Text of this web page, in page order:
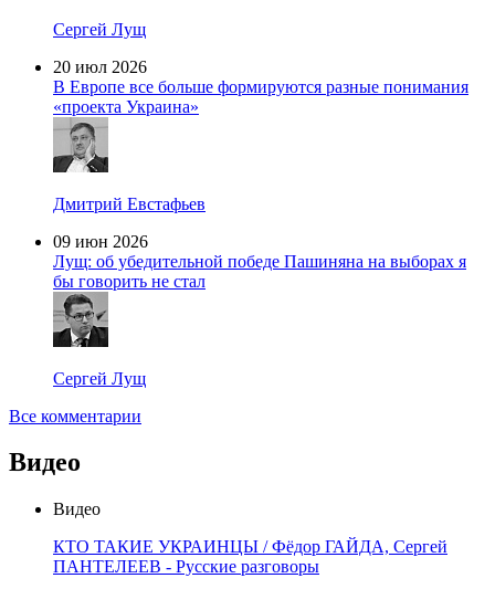
Сергей Лущ
20 июл 2026
В Европе все больше формируются разные понимания
«проекта Украина»
Дмитрий Евстафьев
09 июн 2026
Лущ: об убедительной победе Пашиняна на выборах я
бы говорить не стал
Сергей Лущ
Все комментарии
Видео
Видео
КТО ТАКИЕ УКРАИНЦЫ / Фёдор ГАЙДА, Сергей
ПАНТЕЛЕЕВ - Русские разговоры